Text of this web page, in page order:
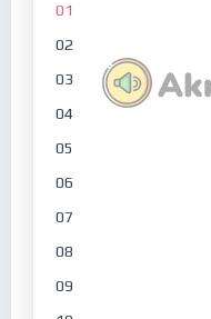
01
02
03
04
05
06
07
08
09